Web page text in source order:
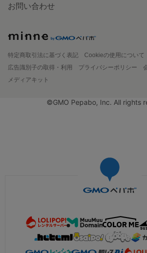
お問い合わせ
特定商取引法に基づく表記
Cookieの使用について
広告識別子の取得・利用
プライバシーポリシー
メディアキット
©GMO Pepabo, Inc. All rights